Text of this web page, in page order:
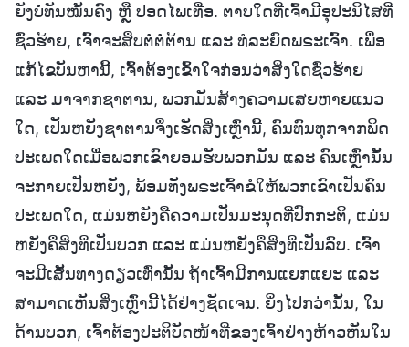
ຍັງບໍ່ທັນໝັ້ນຄົງ ຫຼື ປອດໄພເທື່ອ. ຕາບໃດທີ່ເຈົ້າມີອຸປະນິໄສທີ່
ຊົ່ວຮ້າຍ, ເຈົ້າຈະສືບຕໍ່ຕໍ່ຕ້ານ ແລະ ທໍລະຍົດພຣະເຈົ້າ. ເພື່ອ
ແກ້ໄຂບັນຫານີ້, ເຈົ້າຕ້ອງເຂົ້າໃຈກ່ອນວ່າສິ່ງໃດຊົ່ວຮ້າຍ
ແລະ ມາຈາກຊາຕານ, ພວກມັນສ້າງຄວາມເສຍຫາຍແນວ
ໃດ, ເປັນຫຍັງຊາຕານຈຶ່ງເຮັດສິ່ງເຫຼົ່ານີ້, ຄົນທົນທຸກຈາກພິດ
ປະເພດໃດເມື່ອພວກເຂົາຍອມຮັບພວກມັນ ແລະ ຄົນເຫຼົ່ານັ້ນ
ຈະກາຍເປັນຫຍັງ, ພ້ອມທັງພຣະເຈົ້າຂໍໃຫ້ພວກເຂົາເປັນຄົນ
ປະເພດໃດ, ແມ່ນຫຍັງຄືຄວາມເປັນມະນຸດທີ່ປົກກະຕິ, ແມ່ນ
ຫຍັງຄືສິ່ງທີ່ເປັນບວກ ແລະ ແມ່ນຫຍັງຄືສິ່ງທີ່ເປັນລົບ. ເຈົ້າ
ຈະມີເສັ້ນທາງດຽວເທົ່ານັ້ນ ຖ້າເຈົ້າມີການແຍກແຍະ ແລະ
ສາມາດເຫັນສິ່ງເຫຼົ່ານີ້ໄດ້ຢ່າງຊັດເຈນ. ຍິ່ງໄປກວ່ານັ້ນ, ໃນ
ດ້ານບວກ, ເຈົ້າຕ້ອງປະຕິບັດໜ້າທີ່ຂອງເຈົ້າຢ່າງຫ້າວຫັນໃນ